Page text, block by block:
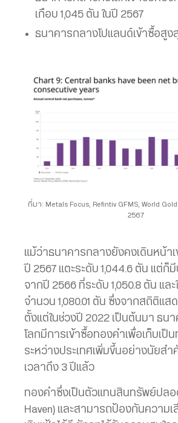
เกือบ 1,045 ตัน ในปี 2567
ธนาคารกลางโปแลนด์เข้าซื้อสูง
ที่มา: Metals Focus, Refintiv GFMS, World
2567
แม้ว่าธนาคารกลางยังคงเดินหน้า
ปี 2567 แตะระดับ 1,044.6 ตัน แต่
จากปี 2566 ที่ระดับ 1,050.8 ตัน แล
จำนวน 1,080.01 ตัน ซึ่งจากสถิติแส
ตั้งแต่ในช่วงปี 2022 เป็นต้นมา ธน
โลกมีการเข้าซื้อทองคำเพื่อเก็บเป็
ระหว่างประเทศเพิ่มขึ้นอย่างนัยสำ
เวลาถึง 3 ปีแล้ว
ทองคำซึ่งเป็นตัวแทนสินทรัพย์ปลอ
Haven) และสามารถป้องกันความ